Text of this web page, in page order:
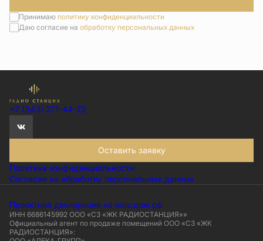
Принимаю политику конфиденциальности
Даю согласие на обработку персональных данных
+7 (343) 271-44-22
Оставить заявку
Политика конфиденциальности
Согласие на обработку персональных данных
Проектная декларация на наш.дом.рф
ИНН 6686145992 ООО «СЗ «ЖК РАДИОСТАНЦИЯ»»
Официальный агент по продаже помещений ООО «СЗ «ЖК
РАДИОСТАНЦИЯ»: